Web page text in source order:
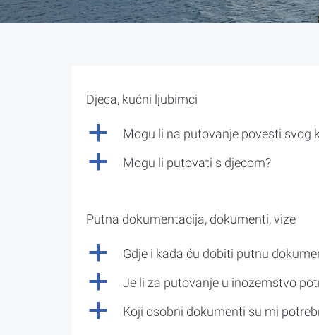
Djeca, kućni ljubimci
a Mogu li na putovanje povesti svog
a Mogu li putovati s djecom?
Putna dokumentacija, dokumenti, vize
a Gdje i kada ću dobiti putnu
a Je li za putovanje u inozemstvo
a Koji osobni dokumenti su mi